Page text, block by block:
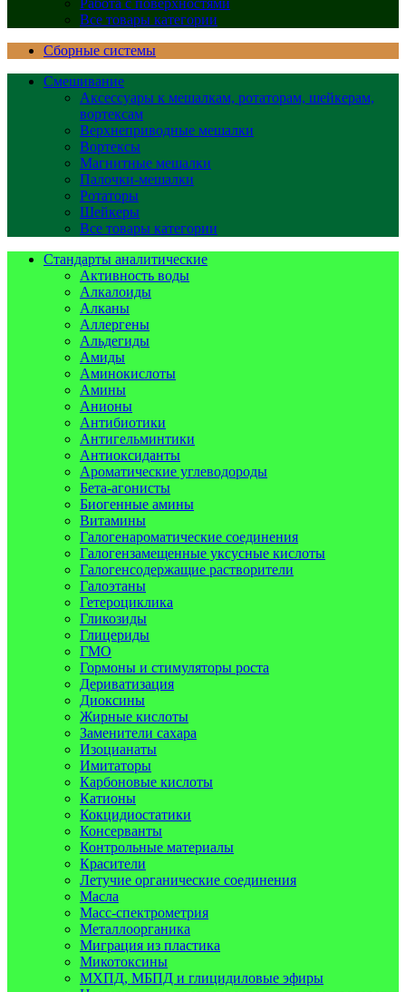
Работа с поверхностями
Все товары категории
Сборные системы
Смешивание
Аксессуары к мешалкам, ротаторам, шейкерам,
вортексам
Верхнеприводные мешалки
Вортексы
Магнитные мешалки
Палочки-мешалки
Ротаторы
Шейкеры
Все товары категории
Стандарты аналитические
Активность воды
Алкалоиды
Алканы
Аллергены
Альдегиды
Амиды
Аминокислоты
Амины
Анионы
Антибиотики
Антигельминтики
Антиоксиданты
Ароматические углеводороды
Бета-агонисты
Биогенные амины
Витамины
Галогенароматические соединения
Галогензамещенные уксусные кислоты
Галогенсодержащие растворители
Галоэтаны
Гетероциклика
Гликозиды
Глицериды
ГМО
Гормоны и стимуляторы роста
Дериватизация
Диоксины
Жирные кислоты
Заменители сахара
Изоцианаты
Имитаторы
Карбоновые кислоты
Катионы
Кокцидиостатики
Консерванты
Контрольные материалы
Красители
Летучие органические соединения
Масла
Масс-спектрометрия
Металлоорганика
Миграция из пластика
Микотоксины
МХПД, МБПД и глицидиловые эфиры